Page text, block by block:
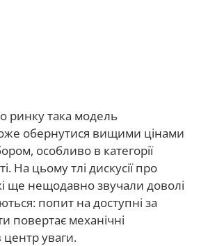
ринку така модель
обернутися вищими цінами
особливо в категорії
На цьому тлі дискусії про
ще нещодавно звучали доволі
попит на доступні за
повертає механічні
центр уваги.